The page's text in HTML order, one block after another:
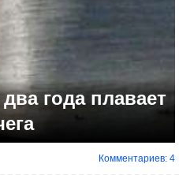
года плавает
Комментариев: 4